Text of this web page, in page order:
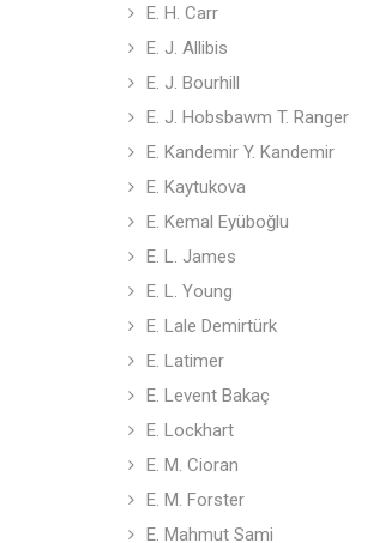
E. H. Carr
E. J. Allibis
E. J. Bourhill
E. J. Hobsbawm T. Ranger
E. Kandemir Y. Kandemir
E. Kaytukova
E. Kemal Eyüboğlu
E. L. James
E. L. Young
E. Lale Demirtürk
E. Latimer
E. Levent Bakaç
E. Lockhart
E. M. Cioran
E. M. Forster
E. Mahmut Sami